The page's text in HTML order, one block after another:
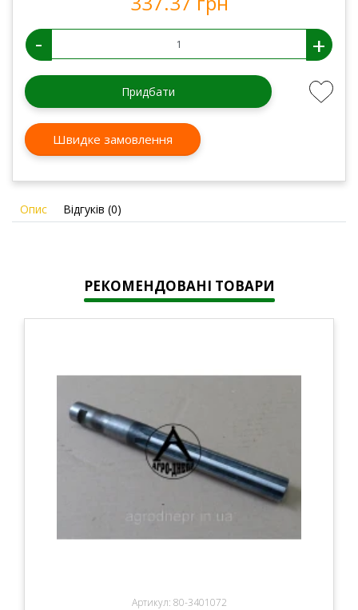
- +
Придбати
Швидке замовлення
Опис Відгуків (0)
РЕКОМЕНДОВАНІ ТОВАРИ
Артикул: 80-3401072